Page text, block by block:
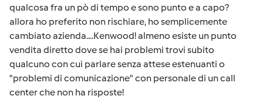
qualcosa fra un pò di tempo e sono punto e a capo?
allora ho preferito non rischiare, ho semplicemente
cambiato azienda....Kenwood! almeno esiste un punto
vendita diretto dove se hai problemi trovi subito
qualcuno con cui parlare senza attese estenuanti o
"problemi di comunicazione" con personale di un call
center che non ha risposte!